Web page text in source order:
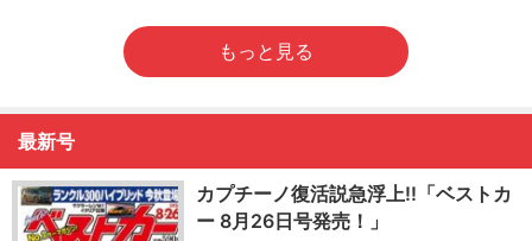
もっと見る
最新号
カプチーノ復活説急浮上!!「ベストカ
ー 8月26日号発売！」